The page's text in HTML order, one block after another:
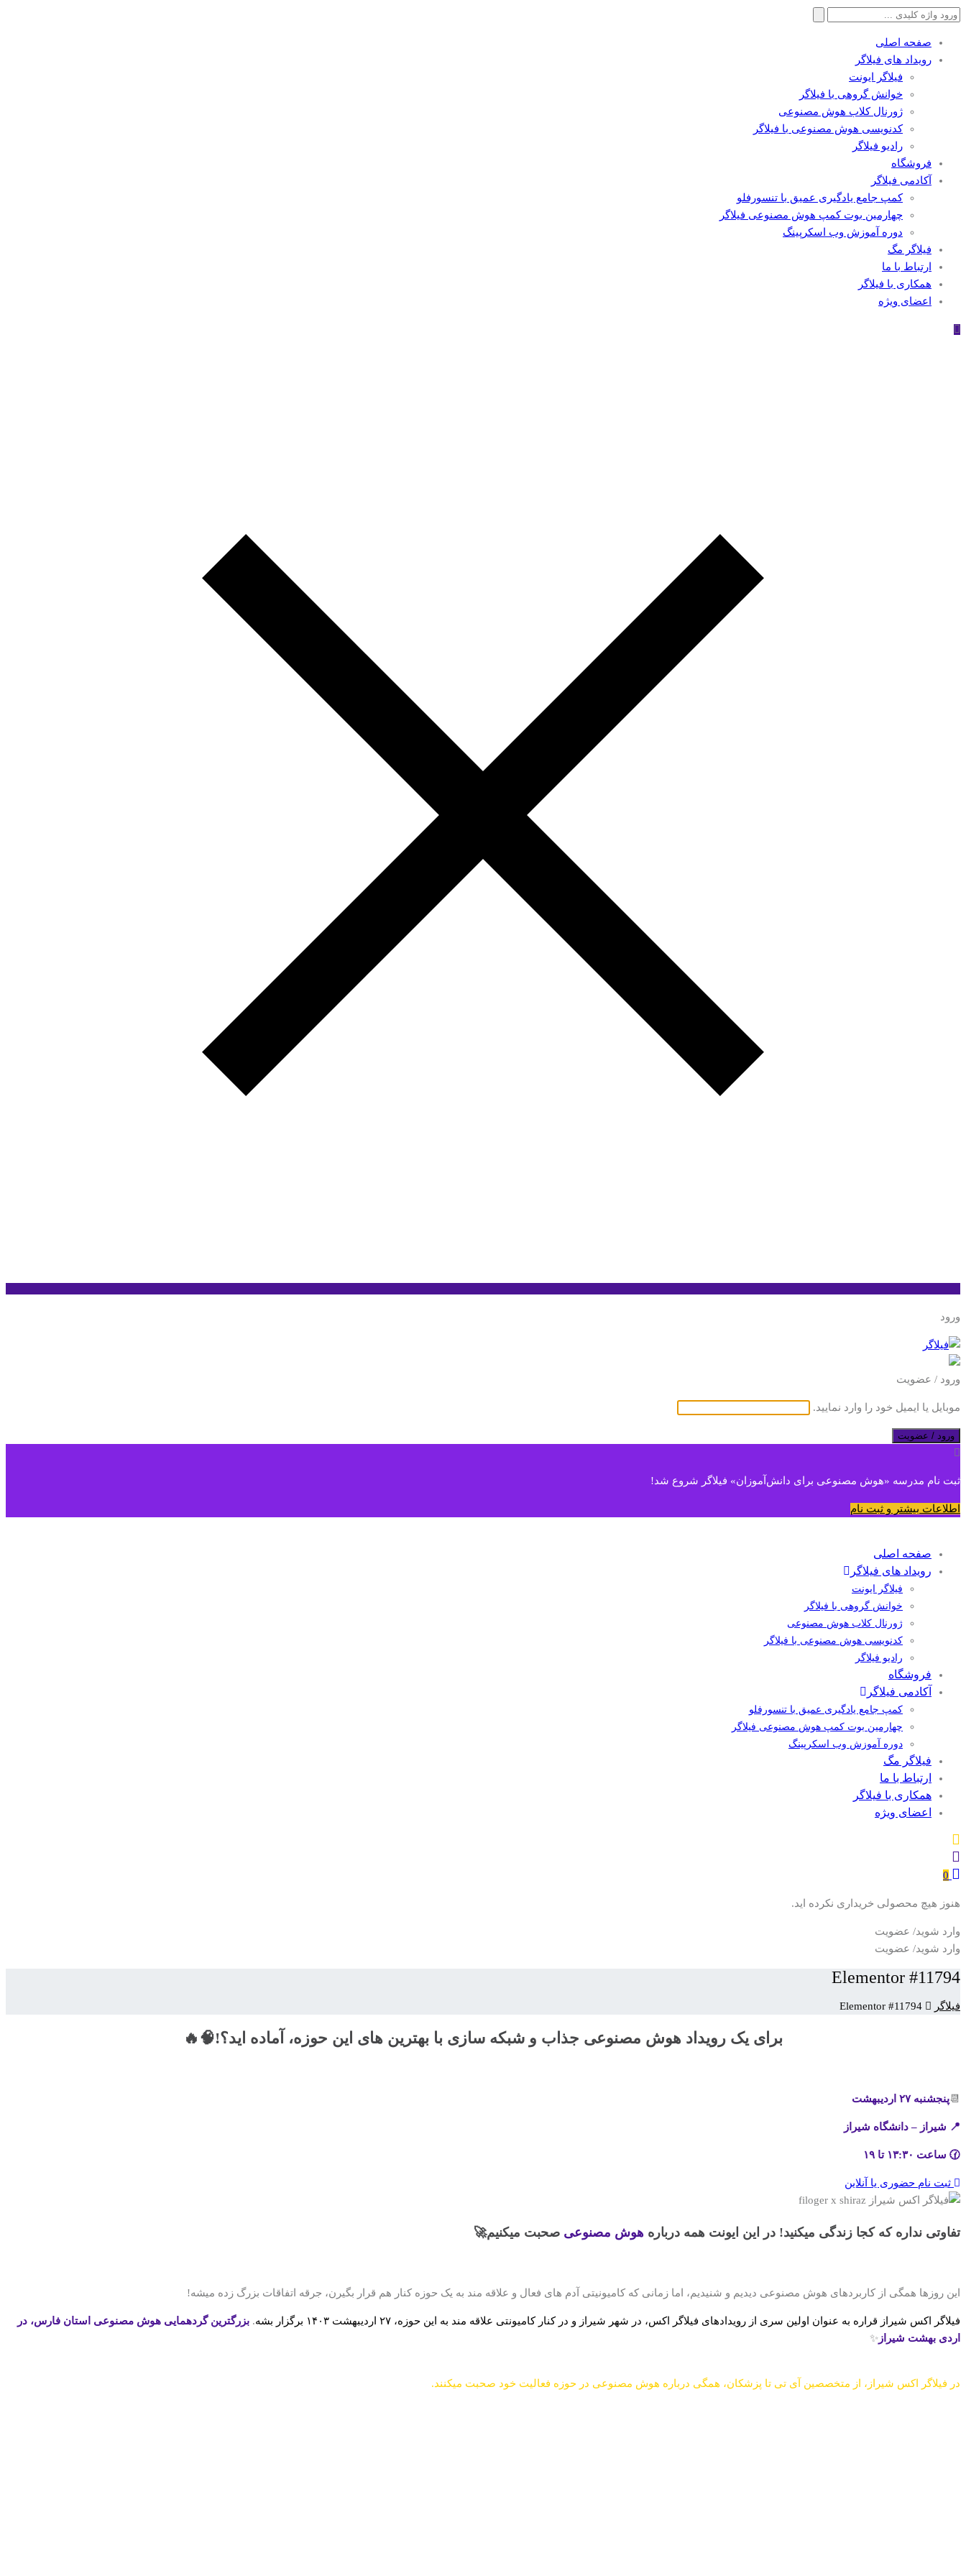
جستجو
صفحه اصلی
رویداد های فیلاگر
فیلاگر ایونت
خوانش گروهی با فیلاگر
ژورنال کلاب هوش مصنوعی
کدنویسی هوش مصنوعی با فیلاگر
رادیو فیلاگر
فروشگاه
آکادمی فیلاگر
کمپ جامع یادگیری عمیق با تنسورفلو
چهارمین بوت کمپ هوش مصنوعی فیلاگر
دوره آموزش وب اسکرپینگ
فیلاگر مگ
ارتباط با ما
همکاری با فیلاگر
اعضای ویژه
ورود
ورود / عضویت
موبایل یا ایمیل خود را وارد نمایید.
ورود / عضویت
ثبت نام مدرسه «هوش مصنوعی برای دانش‌آموزان» فیلاگر شروع شد!
اطلاعات بیشتر و ثبت نام
صفحه اصلی
رویداد های فیلاگر
فیلاگر ایونت
خوانش گروهی با فیلاگر
ژورنال کلاب هوش مصنوعی
کدنویسی هوش مصنوعی با فیلاگر
رادیو فیلاگر
فروشگاه
آکادمی فیلاگر
کمپ جامع یادگیری عمیق با تنسورفلو
چهارمین بوت کمپ هوش مصنوعی فیلاگر
دوره آموزش وب اسکرپینگ
فیلاگر مگ
ارتباط با ما
همکاری با فیلاگر
اعضای ویژه
0
هنوز هیچ محصولی خریداری نکرده اید.
وارد شوید/ عضویت
وارد شوید/ عضویت
Elementor #11794
فیلاگر Elementor #11794
برای یک رویداد هوش مصنوعی جذاب و شبکه سازی با بهترین های این حوزه، آماده اید؟!🧠🔥
📆پنجشنبه ۲۷ اردیبهشت
📍 شیراز – دانشگاه شیراز
🕜 ساعت ۱۳:۳۰ تا ۱۹
ثبت نام حضوری یا آنلاین
تفاوتی نداره که کجا زندگی میکنید! در این ایونت همه درباره هوش مصنوعی صحبت میکنیم🚀
این روزها همگی از کاربردهای هوش مصنوعی دیدیم و شنیدیم، اما زمانی که کامیونیتی آدم های فعال و علاقه مند به یک حوزه کنار هم قرار بگیرن، جرقه اتفاقات بزرگ زده میشه!
فیلاگر اکس شیراز قراره به عنوان اولین سری از رویدادهای فیلاگر اکس، در شهر شیراز و در کنار کامیونتی علاقه مند به این حوزه، ۲۷ اردیبهشت ۱۴۰۳ برگزار بشه . بزرگترین گردهمایی هوش مصنوعی استان فارس، در
اردی بهشت شیراز ✨
در فیلاگر اکس شیراز، از متخصصین آی تی تا پزشکان، همگی درباره هوش مصنوعی در حوزه فعالیت خود صحبت میکنند.